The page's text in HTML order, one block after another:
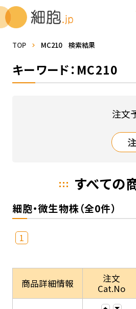
TOP MC210 検索結果
キーワード：MC210
注文
すべての
細胞・微生物株（全0件）
1
商品詳細情報
注文
Cat.No